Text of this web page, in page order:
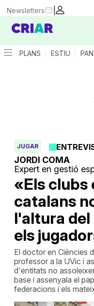
|
Newsletters
PLANS ESTIU
JORDI COMA
Expert en gestió
«Els
catalans
l'altura del
els
JUGAR
El doctor en Ciències
professor a la UVic i
d'entitats no
base i assenyala el
federacions i els